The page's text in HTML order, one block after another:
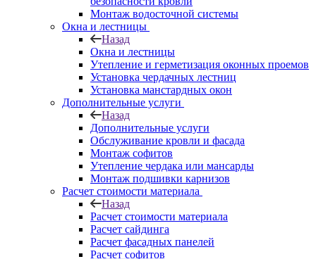
Монтаж водосточной системы
Окна и лестницы
Назад
Окна и лестницы
Утепление и герметизация оконных проемов
Установка чердачных лестниц
Установка манстардных окон
Дополнительные услуги
Назад
Дополнительные услуги
Обслуживание кровли и фасада
Монтаж софитов
Утепление чердака или мансарды
Монтаж подшивки карнизов
Расчет стоимости материала
Назад
Расчет стоимости материала
Расчет сайдинга
Расчет фасадных панелей
Расчет софитов